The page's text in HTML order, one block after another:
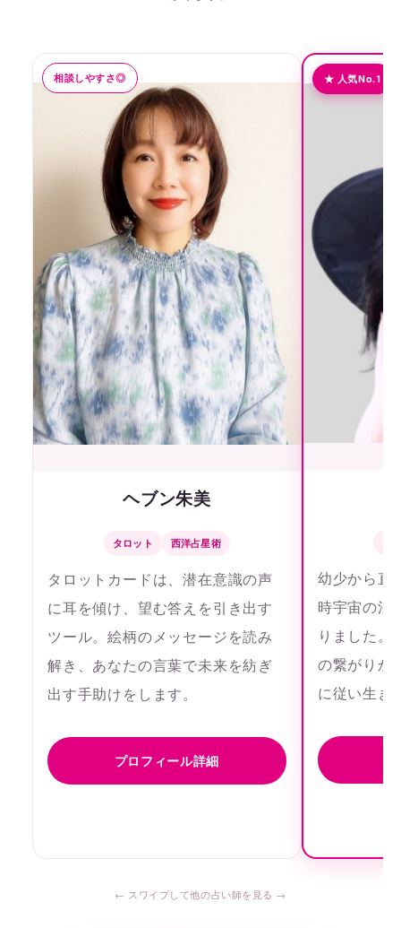
相談しやすさ◎
ヘブン朱美
タロット 西洋占星術
タロットカードは、潜在意識の声
に耳を傾け、望む答えを引き出す
ツール。絵柄のメッセージを読み
解き、あなたの言葉で未来を紡ぎ
出す手助けをします。
プロフィール詳細
★ 人気No.1
幼少から直
時宇宙の法
りました。
の繋がりが
に従い生き